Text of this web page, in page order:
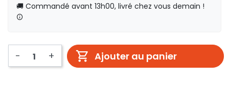
🚚 Commandé avant 13h00, livré chez vous demain !
- + Ajouter au panier